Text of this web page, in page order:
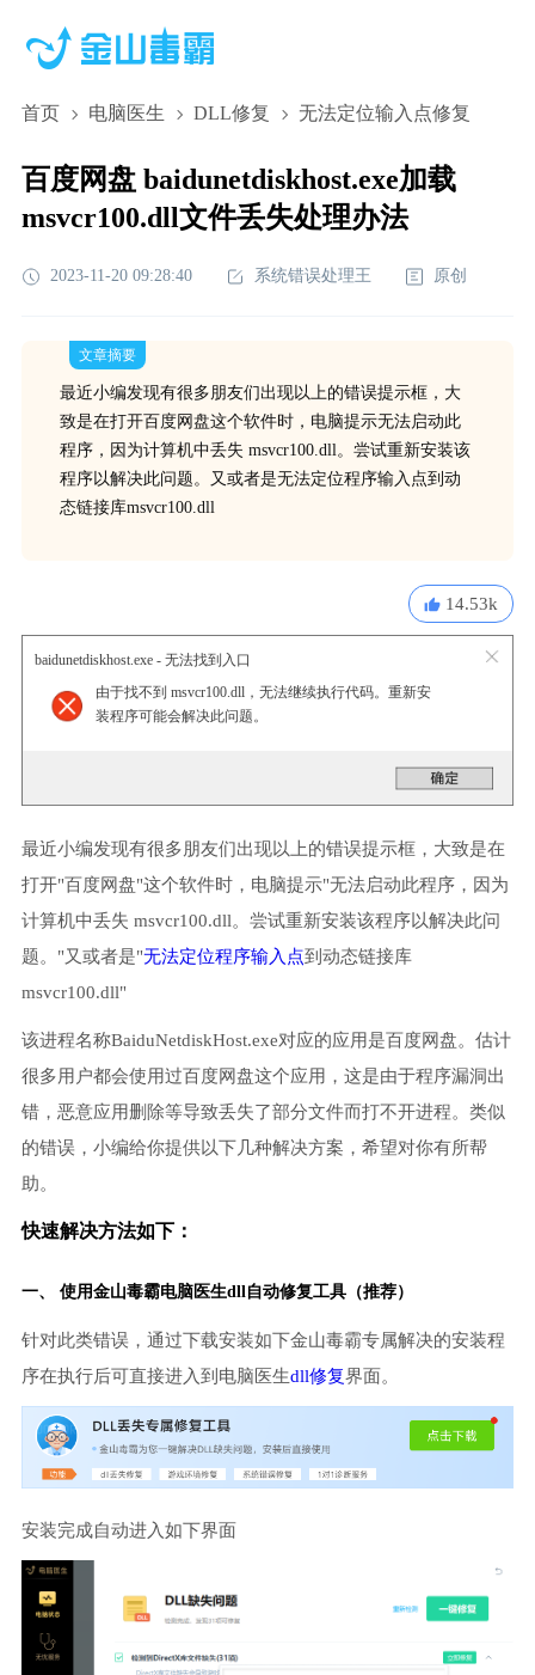
首页 电脑医生 DLL修复 无法定位输入点修复
百度网盘 baidunetdiskhost.exe加载
msvcr100.dll文件丢失处理办法
2023-11-20 09:28:40 系统错误处理王 原创
文章摘要
最近小编发现有很多朋友们出现以上的错误提示框，大
致是在打开百度网盘这个软件时，电脑提示无法启动此
程序，因为计算机中丢失 msvcr100.dll。尝试重新安装该
程序以解决此问题。又或者是无法定位程序输入点到动
态链接库msvcr100.dll
14.53k
baidunetdiskhost.exe - 无法找到入口
由于找不到 msvcr100.dll，无法继续执行代码。重新安
装程序可能会解决此问题。
最近小编发现有很多朋友们出现以上的错误提示框，大致是在
打开"百度网盘"这个软件时，电脑提示"无法启动此程序，因为
计算机中丢失 msvcr100.dll。尝试重新安装该程序以解决此问
题。"又或者是"无法定位程序输入点到动态链接库
msvcr100.dll"
该进程名称BaiduNetdiskHost.exe对应的应用是百度网盘。估计
很多用户都会使用过百度网盘这个应用，这是由于程序漏洞出
错，恶意应用删除等导致丢失了部分文件而打不开进程。类似
的错误，小编给你提供以下几种解决方案，希望对你有所帮
助。
快速解决方法如下：
一、 使用金山毒霸电脑医生dll自动修复工具（推荐）
针对此类错误，通过下载安装如下金山毒霸专属解决的安装程
序在执行后可直接进入到电脑医生dll修复界面。
安装完成自动进入如下界面